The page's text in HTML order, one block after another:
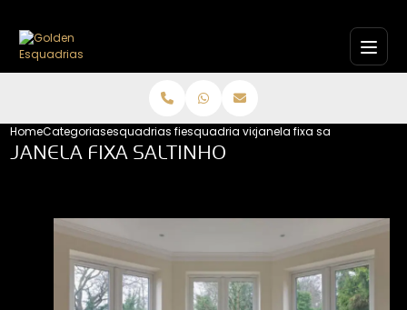
HomeCategoriasesquadrias fixasesquadria vidro fixojanela fixa saltinho
JANELA FIXA SALTINHO